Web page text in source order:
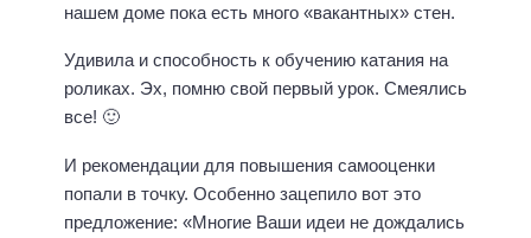
нашем доме пока есть много «вакантных» стен.
Удивила и способность к обучению катания на
роликах. Эх, помню свой первый урок. Смеялись
все! 🙂
И рекомендации для повышения самооценки
попали в точку. Особенно зацепило вот это
предложение: «Многие Ваши идеи не дождались